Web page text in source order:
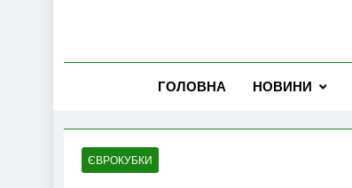
ГОЛОВНА НОВИНИ
ЄВРОКУБКИ